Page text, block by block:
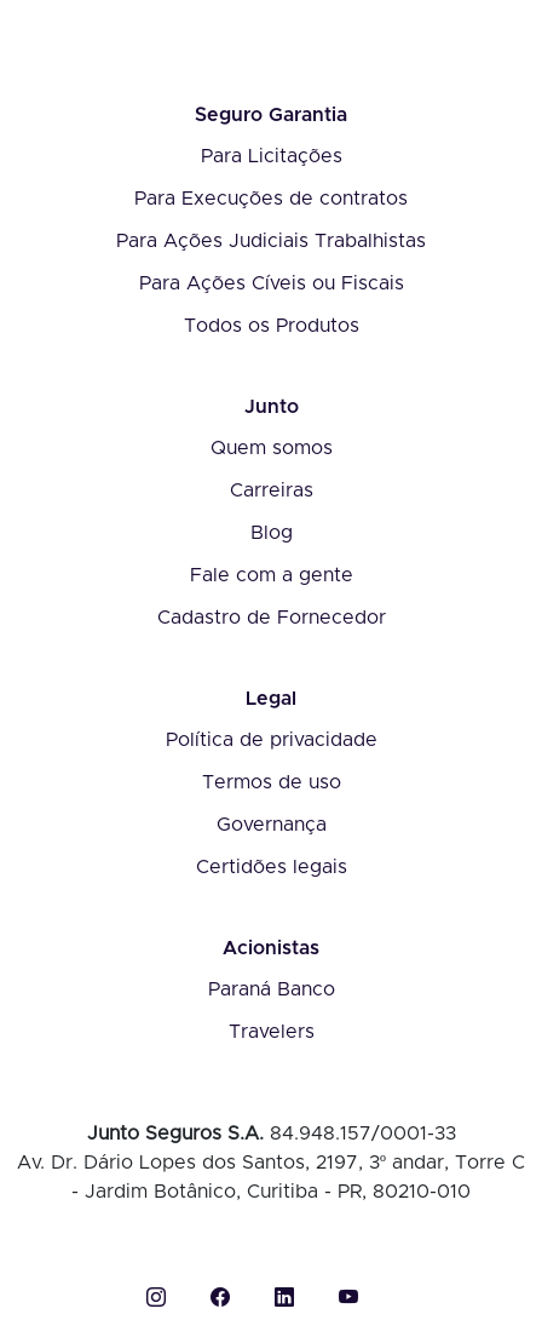
Seguro Garantia
Para Licitações
Para Execuções de contratos
Para Ações Judiciais Trabalhistas
Para Ações Cíveis ou Fiscais
Todos os Produtos
Junto
Quem somos
Carreiras
Blog
Fale com a gente
Cadastro de Fornecedor
Legal
Política de privacidade
Termos de uso
Governança
Certidões legais
Acionistas
Paraná Banco
Travelers
Junto Seguros S.A. 84.948.157/0001-33
Av. Dr. Dário Lopes dos Santos, 2197, 3º andar, Torre C
- Jardim Botânico, Curitiba - PR, 80210-010